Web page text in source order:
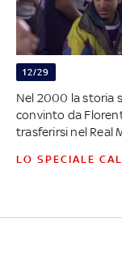
12/29
Nel 2000 la storia
convinto da
trasferirsi nel Real
LO SPECIALE